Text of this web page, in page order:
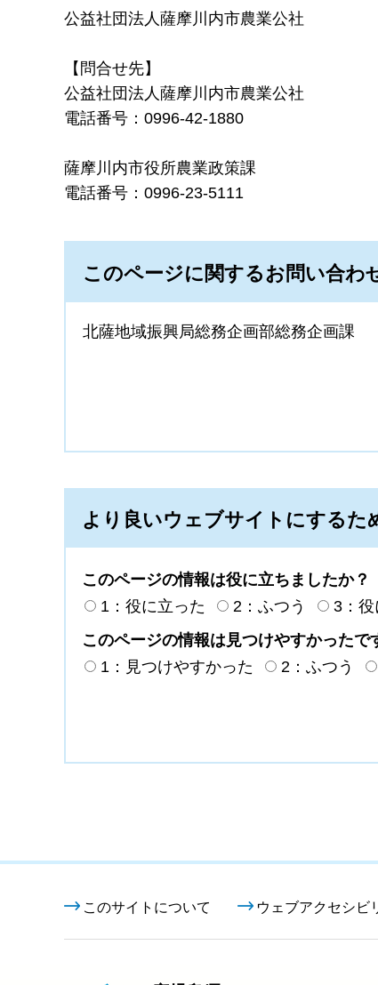
公益社団法人薩摩川内市農業公社
【問合せ先】
公益社団法人薩摩川内市農業公社
電話番号：0996-42-1880
薩摩川内市役所農業政策課
電話番号：0996-23-5111
このページに関するお問い合わ
北薩地域振興局総務企画部総務企画課
より良いウェブサイトにする
このページの情報は役に立ちましたか？
1：役に立った
2：ふつう
3：役
このページの情報は見つけやすかったで
1：見つけやすかった
2：ふつう
このサイトについて ウェブアクセシビ